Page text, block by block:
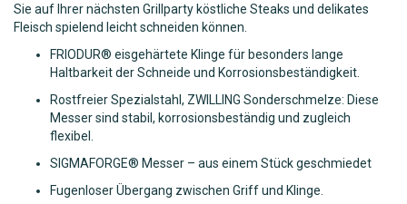
Sie auf Ihrer nächsten Grillparty köstliche Steaks und delikates
Fleisch spielend leicht schneiden können.
FRIODUR® eisgehärtete Klinge für besonders lange
Haltbarkeit der Schneide und Korrosionsbeständigkeit.
Rostfreier Spezialstahl, ZWILLING Sonderschmelze: Diese
Messer sind stabil, korrosionsbeständig und zugleich
flexibel.
SIGMAFORGE® Messer – aus einem Stück geschmiedet
Fugenloser Übergang zwischen Griff und Klinge.